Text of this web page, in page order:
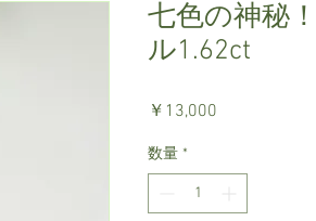
七色の神秘
ル1.62ct
￥13,000
数量 *